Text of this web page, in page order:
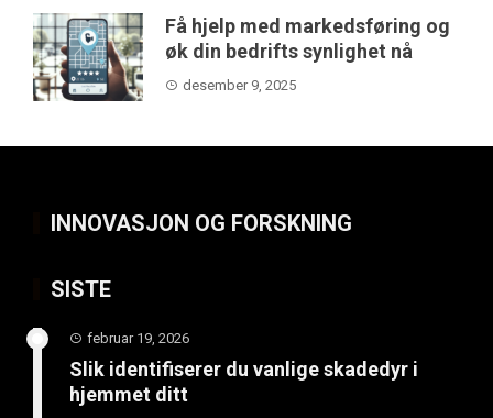
Få hjelp med markedsføring og
øk din bedrifts synlighet nå
desember 9, 2025
INNOVASJON OG FORSKNING
SISTE
februar 19, 2026
Slik identifiserer du vanlige skadedyr i
hjemmet ditt